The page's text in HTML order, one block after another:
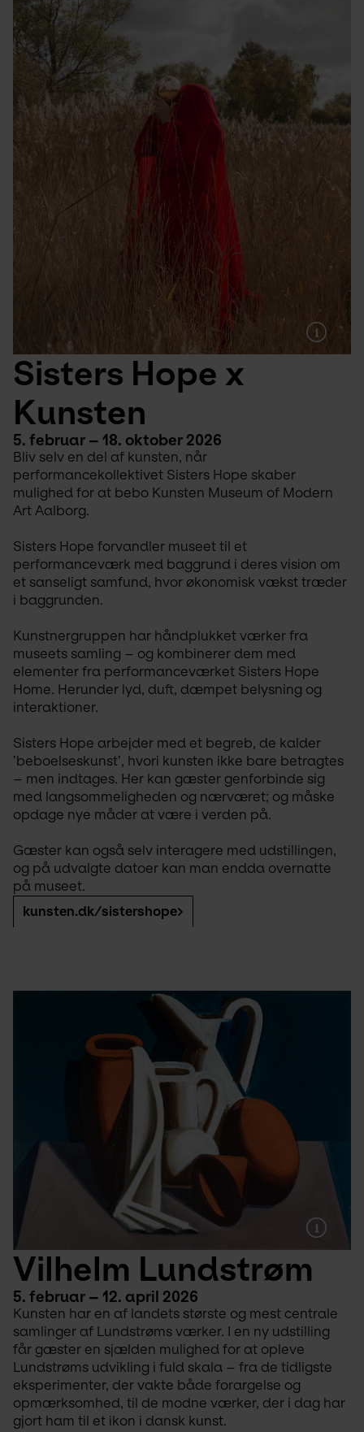
Sisters Hope x
Kunsten
5. februar – 18. oktober 2026
Bliv selv en del af kunsten, når
performancekollektivet Sisters Hope skaber
mulighed for at bebo Kunsten Museum of Modern
Art Aalborg.
Sisters Hope forvandler museet til et
performanceværk med baggrund i deres vision om
et sanseligt samfund, hvor økonomisk vækst træder
i baggrunden.
Kunstnergruppen har håndplukket værker fra
museets samling – og kombinerer dem med
elementer fra performanceværket Sisters Hope
Home. Herunder lyd, duft, dæmpet belysning og
interaktioner.
Sisters Hope arbejder med et begreb, de kalder
’beboelseskunst’, hvori kunsten ikke bare betragtes
– men indtages. Her kan gæster genforbinde sig
med langsommeligheden og nærværet; og måske
opdage nye måder at være i verden på.
Gæster kan også selv interagere med udstillingen,
og på udvalgte datoer kan man endda overnatte
på museet.
kunsten.dk/sistershope
Vilhelm Lundstrøm
5. februar – 12. april 2026
Kunsten har en af landets største og mest centrale
samlinger af Lundstrøms værker. I en ny udstilling
får gæster en sjælden mulighed for at opleve
Lundstrøms udvikling i fuld skala – fra de tidligste
eksperimenter, der vakte både forargelse og
opmærksomhed, til de modne værker, der i dag har
gjort ham til et ikon i dansk kunst.